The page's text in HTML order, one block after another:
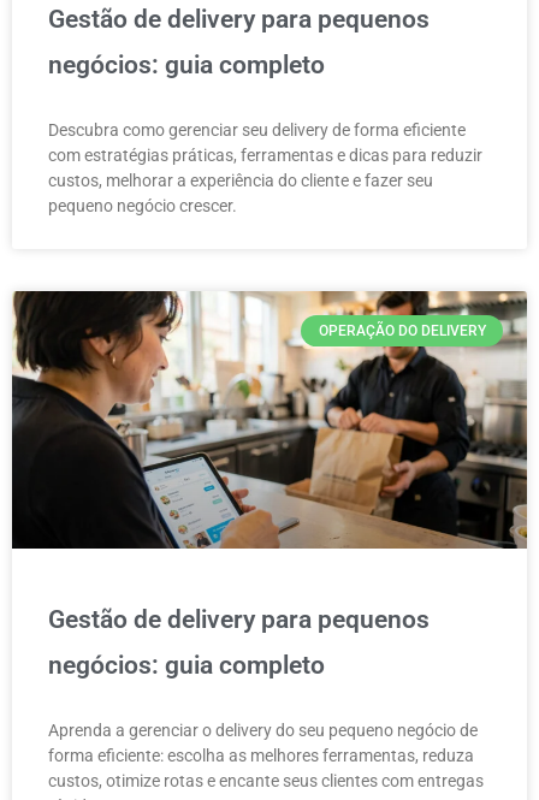
Gestão de delivery para pequenos
negócios: guia completo
Descubra como gerenciar seu delivery de forma eficiente
com estratégias práticas, ferramentas e dicas para reduzir
custos, melhorar a experiência do cliente e fazer seu
pequeno negócio crescer.
OPERAÇÃO DO DELIVERY
Gestão de delivery para pequenos
negócios: guia completo
Aprenda a gerenciar o delivery do seu pequeno negócio de
forma eficiente: escolha as melhores ferramentas, reduza
custos, otimize rotas e encante seus clientes com entregas